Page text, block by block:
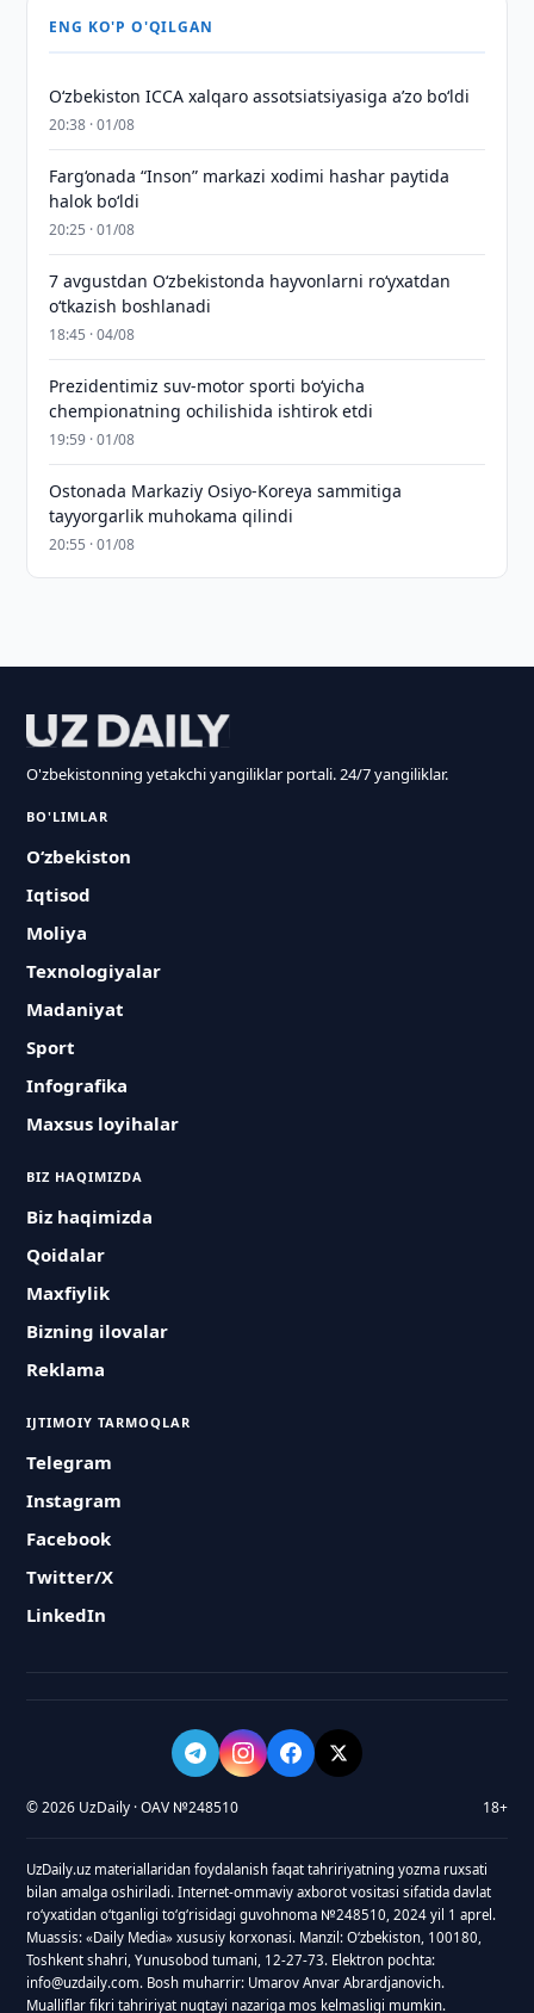
ENG KO'P O'QILGAN
O‘zbekiston ICCA xalqaro assotsiatsiyasiga aʼzo bo‘ldi
20:38 · 01/08
Farg‘onada “Inson” markazi xodimi hashar paytida
halok bo‘ldi
20:25 · 01/08
7 avgustdan O‘zbekistonda hayvonlarni ro‘yxatdan
o‘tkazish boshlanadi
18:45 · 04/08
Prezidentimiz suv-motor sporti bo‘yicha
chempionatning ochilishida ishtirok etdi
19:59 · 01/08
Ostonada Markaziy Osiyo-Koreya sammitiga
tayyorgarlik muhokama qilindi
20:55 · 01/08
O'zbekistonning yetakchi yangiliklar portali. 24/7 yangiliklar.
BO'LIMLAR
O‘zbekiston
Iqtisod
Moliya
Texnologiyalar
Madaniyat
Sport
Infografika
Maxsus loyihalar
BIZ HAQIMIZDA
Biz haqimizda
Qoidalar
Maxfiylik
Bizning ilovalar
Reklama
IJTIMOIY TARMOQLAR
Telegram
Instagram
Facebook
Twitter/X
LinkedIn
© 2026 UzDaily · OAV №248510 18+
UzDaily.uz materiallaridan foydalanish faqat tahririyatning yozma ruxsati
bilan amalga oshiriladi. Internet-ommaviy axborot vositasi sifatida davlat
roʻyxatidan oʻtganligi toʻgʻrisidagi guvohnoma №248510, 2024 yil 1 aprel.
Muassis: «Daily Media» xususiy korxonasi. Manzil: Oʻzbekiston, 100180,
Toshkent shahri, Yunusobod tumani, 12-27-73. Elektron pochta:
info@uzdaily.com. Bosh muharrir: Umarov Anvar Abrardjanovich.
Mualliflar fikri tahririyat nuqtayi nazariga mos kelmasligi mumkin.